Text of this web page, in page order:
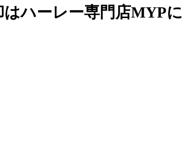
ハーレー専門店MYPに